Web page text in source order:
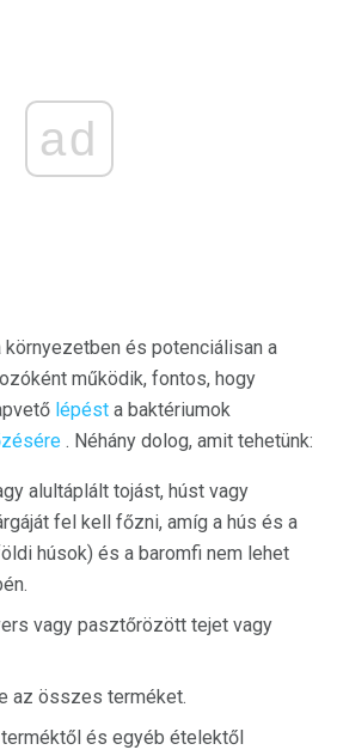
ad
környezetben és potenciálisan a
működik, fontos, hogy
lépést a baktériumok
. Néhány dolog, amit tehetünk:
alultáplált tojást, húst vagy
fel kell főzni, amíg a hús és a
húsok) és a baromfi nem lehet
vagy pasztőrözött tejet vagy
az összes terméket.
és egyéb ételektől